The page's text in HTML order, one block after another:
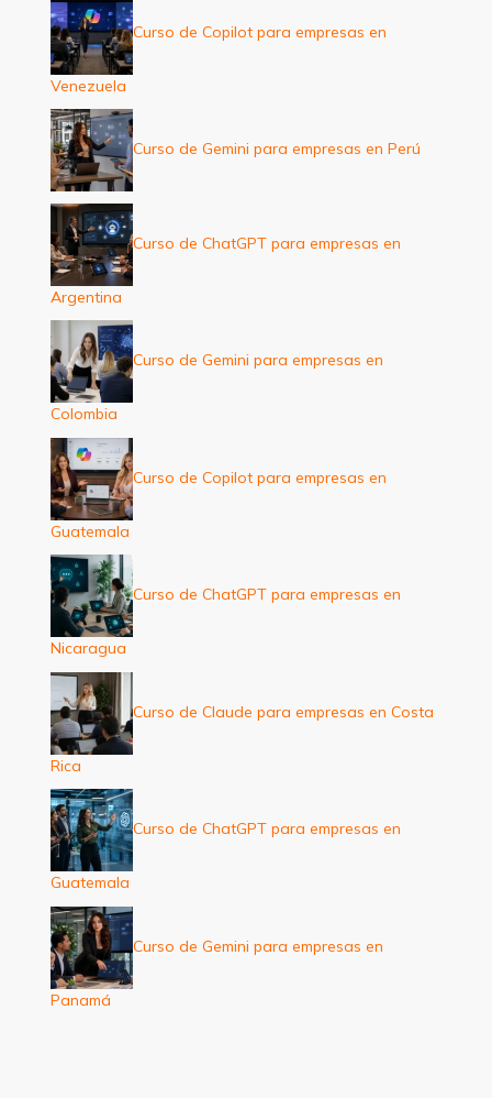
Curso de Copilot para empresas en
Venezuela
Curso de Gemini para empresas en Perú
Curso de ChatGPT para empresas en
Argentina
Curso de Gemini para empresas en
Colombia
Curso de Copilot para empresas en
Guatemala
Curso de ChatGPT para empresas en
Nicaragua
Curso de Claude para empresas en Costa
Rica
Curso de ChatGPT para empresas en
Guatemala
Curso de Gemini para empresas en
Panamá